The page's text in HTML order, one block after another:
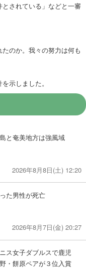
されている」などと一審
のか。我々の努力は何も
示しました。
と奄美地方は強風域
2026年8月8日(土) 12:20
た男性が死亡
2026年8月7日(金) 20:27
ス女子ダブルスで鹿児
・餅原ペアが３位入賞